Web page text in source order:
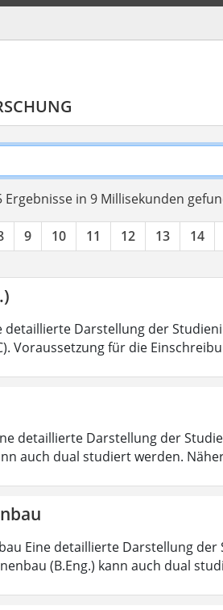
Ergebnisse in 9 Millisekunden
9 10 11 12 13 14
Darstellung der
Voraussetzung für die
detaillierte Darstellung der
auch dual studiert werden.
Eine detaillierte Darstellung
(B.Eng.) kann auch dual